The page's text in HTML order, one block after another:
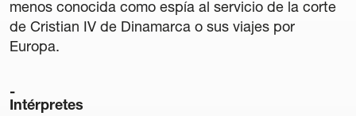
Noticias
menos conocida como espía al servicio de la corte
de Cristian IV de Dinamarca o sus viajes por
Europa.
Intérpretes